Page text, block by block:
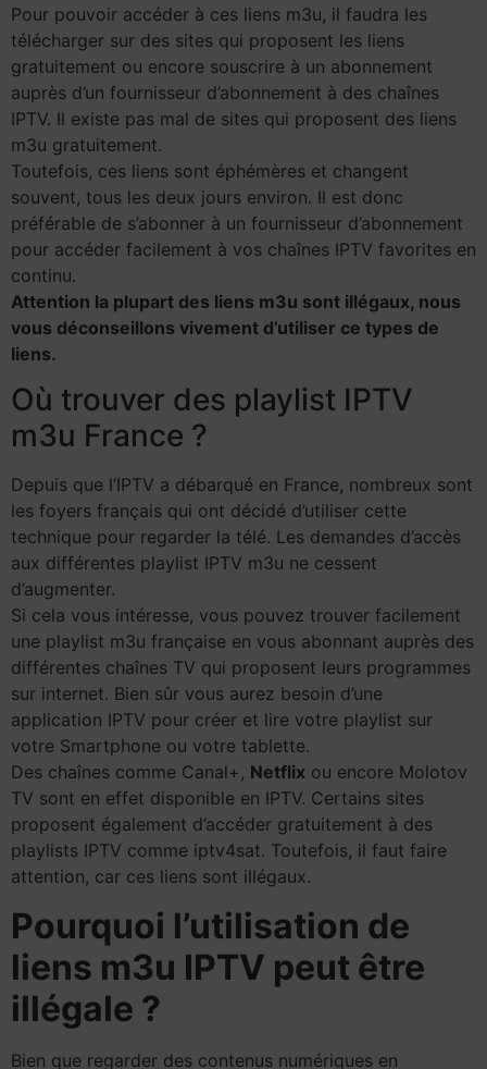
Pour pouvoir accéder à ces liens m3u, il faudra les
télécharger sur des sites qui proposent les liens
gratuitement ou encore souscrire à un abonnement
auprès d’un fournisseur d’abonnement à des chaînes
IPTV. Il existe pas mal de sites qui proposent des liens
m3u gratuitement.
Toutefois, ces liens sont éphémères et changent
souvent, tous les deux jours environ. Il est donc
préférable de s’abonner à un fournisseur d’abonnement
pour accéder facilement à vos chaînes IPTV favorites en
continu.
Attention la plupart des liens m3u sont illégaux, nous
vous déconseillons vivement d’utiliser ce types de
liens.
Où trouver des playlist IPTV
m3u France ?
Depuis que l’IPTV a débarqué en France, nombreux sont
les foyers français qui ont décidé d’utiliser cette
technique pour regarder la télé. Les demandes d’accès
aux différentes playlist IPTV m3u ne cessent
d’augmenter.
Si cela vous intéresse, vous pouvez trouver facilement
une playlist m3u française en vous abonnant auprès des
différentes chaînes TV qui proposent leurs programmes
sur internet. Bien sûr vous aurez besoin d’une
application IPTV pour créer et lire votre playlist sur
votre Smartphone ou votre tablette.
Des chaînes comme Canal+, Netflix ou encore Molotov
TV sont en effet disponible en IPTV. Certains sites
proposent également d’accéder gratuitement à des
playlists IPTV comme iptv4sat. Toutefois, il faut faire
attention, car ces liens sont illégaux.
Pourquoi l’utilisation de
liens m3u IPTV peut être
illégale ?
Bien que regarder des contenus numériques en